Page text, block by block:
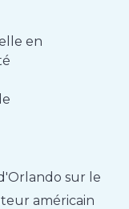
en
sur le
américain